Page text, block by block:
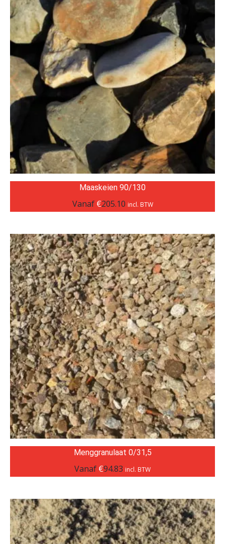
Maaskeien 90/130
Vanaf €205.10 incl. BTW
Menggranulaat 0/31,5
Vanaf €94.83 incl. BTW